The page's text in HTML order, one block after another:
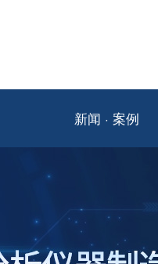
新闻 · 案例